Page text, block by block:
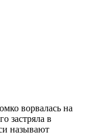
ворвалась на
застряла в
называют